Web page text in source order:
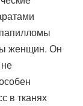
женщин. Он
в тканях